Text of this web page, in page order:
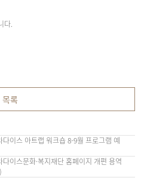
다.
목록
이스 아트랩 워크숍 8-9월 프로그램 예
이스문화·복지재단 홈페이지 개편 용역